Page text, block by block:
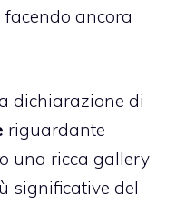
ancora
dichiarazione di
riguardante
una ricca gallery
significative del